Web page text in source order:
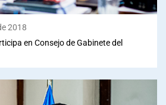
2018
en Consejo de Gabinete del